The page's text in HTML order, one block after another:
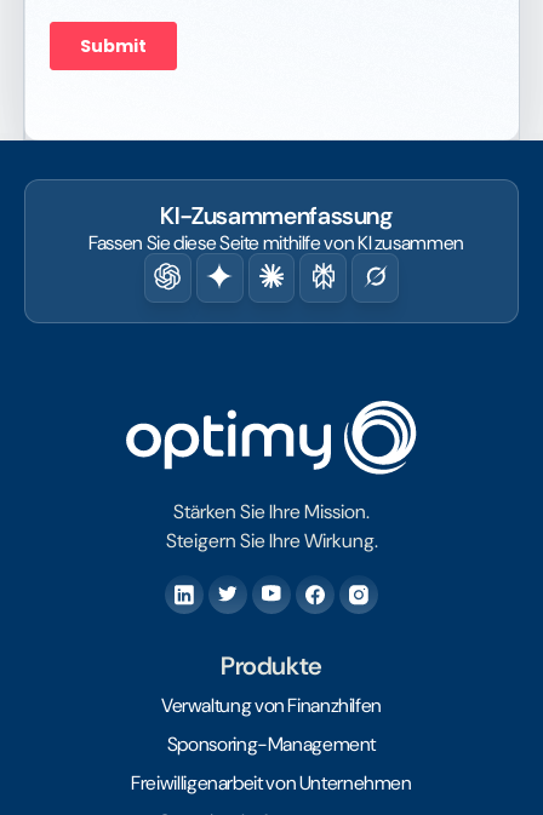
KI-Zusammenfassung
Fassen Sie diese Seite mithilfe von KI zusammen
Stärken Sie Ihre Mission.
Steigern Sie Ihre Wirkung.
Produkte
Verwaltung von Finanzhilfen
Sponsoring-Management
Freiwilligenarbeit von Unternehmen